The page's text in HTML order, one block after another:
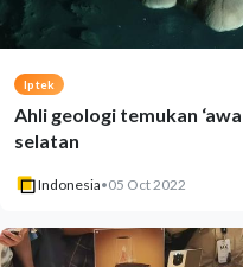
Iptek
Ahli geologi temukan
selatan
Indonesia•05 Oct 2022